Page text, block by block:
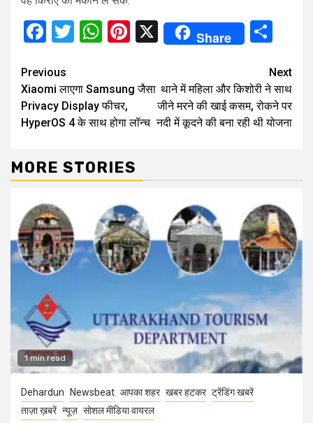
Facebook
Twitter
WhatsApp
Pinterest
X Share
Continue
Reading
Previous
Xiaomi लाएगा Samsung जैसा
Privacy Display फीचर,
HyperOS 4 के साथ होगा लॉन्च
Next
थाने में महिला और किशोरी ने साथ
जीने मरने की खाई कसम, रोकने पर
नदी में कूदने की बना रही थी योजना
MORE STORIES
1 min read
Dehardun Newsbeat आपका शहर खबर हटकर ट्रेंडिंग खबरें
ताज़ा ख़बरें न्यूज़ सोशल मीडिया वायरल